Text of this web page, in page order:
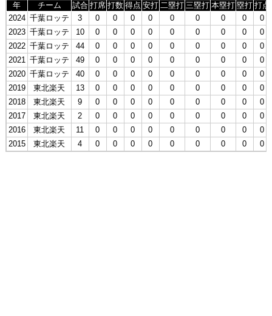
年 チーム 試合 打席 打数 得点 安打 二塁打 三塁打 本塁打 塁打 打点
2024 千葉ロッテ 3 0 0 0 0 0 0 0 0
0
2023 千葉ロッテ 10 0 0 0 0 0 0 0 0
0
2022 千葉ロッテ 44 0 0 0 0 0 0 0 0
0
2021 千葉ロッテ 49 0 0 0 0 0 0 0 0
0
2020 千葉ロッテ 40 0 0 0 0 0 0 0 0
0
2019
東北楽天 13 0 0 0 0 0 0 0 0
0
2018
東北楽天 9 0 0 0 0 0 0 0 0
0
2017
東北楽天 2 0 0 0 0 0 0 0 0
0
2016
東北楽天 11 0 0 0 0 0 0 0 0
0
2015
東北楽天 4 0 0 0 0 0 0 0 0 0